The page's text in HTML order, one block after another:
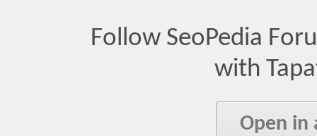
Follow SeoPedia
with
Open in